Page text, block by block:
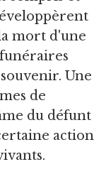
mort d'une
Une
de
du défunt
action